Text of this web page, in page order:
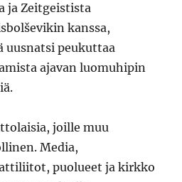
ja Zeitgeistista
kanssa,
uusnatsi peukuttaa
ajavan luomuhipin
joille muu
Media,
puolueet ja kirkko